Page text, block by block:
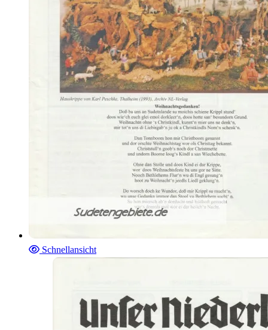
Schnellansicht